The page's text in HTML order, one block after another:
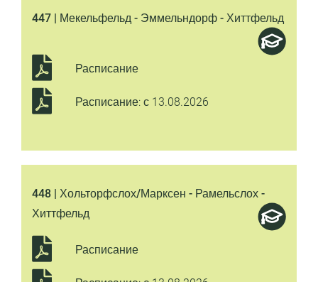
447 | Мекельфельд - Эммельндорф - Хиттфельд
Расписание
Расписание: с 13.08.2026
448 | Хольторфслох/Марксен - Рамельслох -
Хиттфельд
Расписание